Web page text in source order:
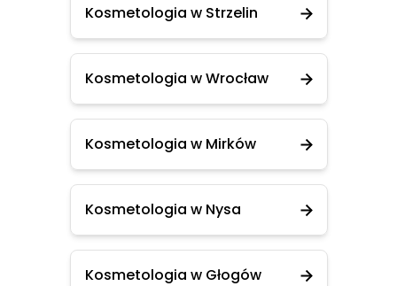
Kosmetologia w Strzelin
Kosmetologia w Wrocław
Kosmetologia w Mirków
Kosmetologia w Nysa
Kosmetologia w Głogów